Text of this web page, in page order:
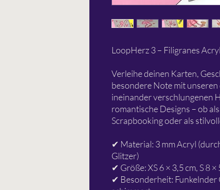
LoopHerz 3 – Filigranes
Verleihe deinen Karten,
besondere Note mit
ineinander verschlungenen
romantische Designs – ob
Scrapbooking oder als
✔ Material: 3 mm Acryl
Glitzer)
✔ Größe: XS 6 × 3,5 cm, S 8
✔ Besonderheit: Funkelnder